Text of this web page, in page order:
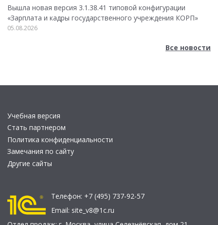
Вышла новая версия 3.1.38.41 типовой конфигурации
«Зарплата и кадры государственного учреждения КОРП»
05.08.2026
Все новости
Учебная версия
Стать партнером
Политика конфиденциальности
Замечания по сайту
Другие сайты
Телефон: +7 (495) 737-92-57
Email: site_v8@1c.ru